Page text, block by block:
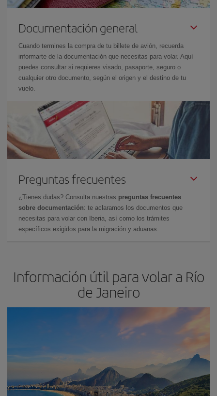
Documentación general
Cuando termines la compra de tu billete de avión, recuerda
informarte de la documentación que necesitas para volar. Aquí
puedes consultar si requieres visado, pasaporte, seguro o
cualquier otro documento, según el origen y el destino de tu
vuelo.
Preguntas frecuentes
¿Tienes dudas? Consulta nuestras preguntas frecuentes
sobre documentación: te aclaramos los documentos que
necesitas para volar con Iberia, así como los trámites
específicos exigidos para la migración y aduanas.
Información útil para volar a Río
de Janeiro